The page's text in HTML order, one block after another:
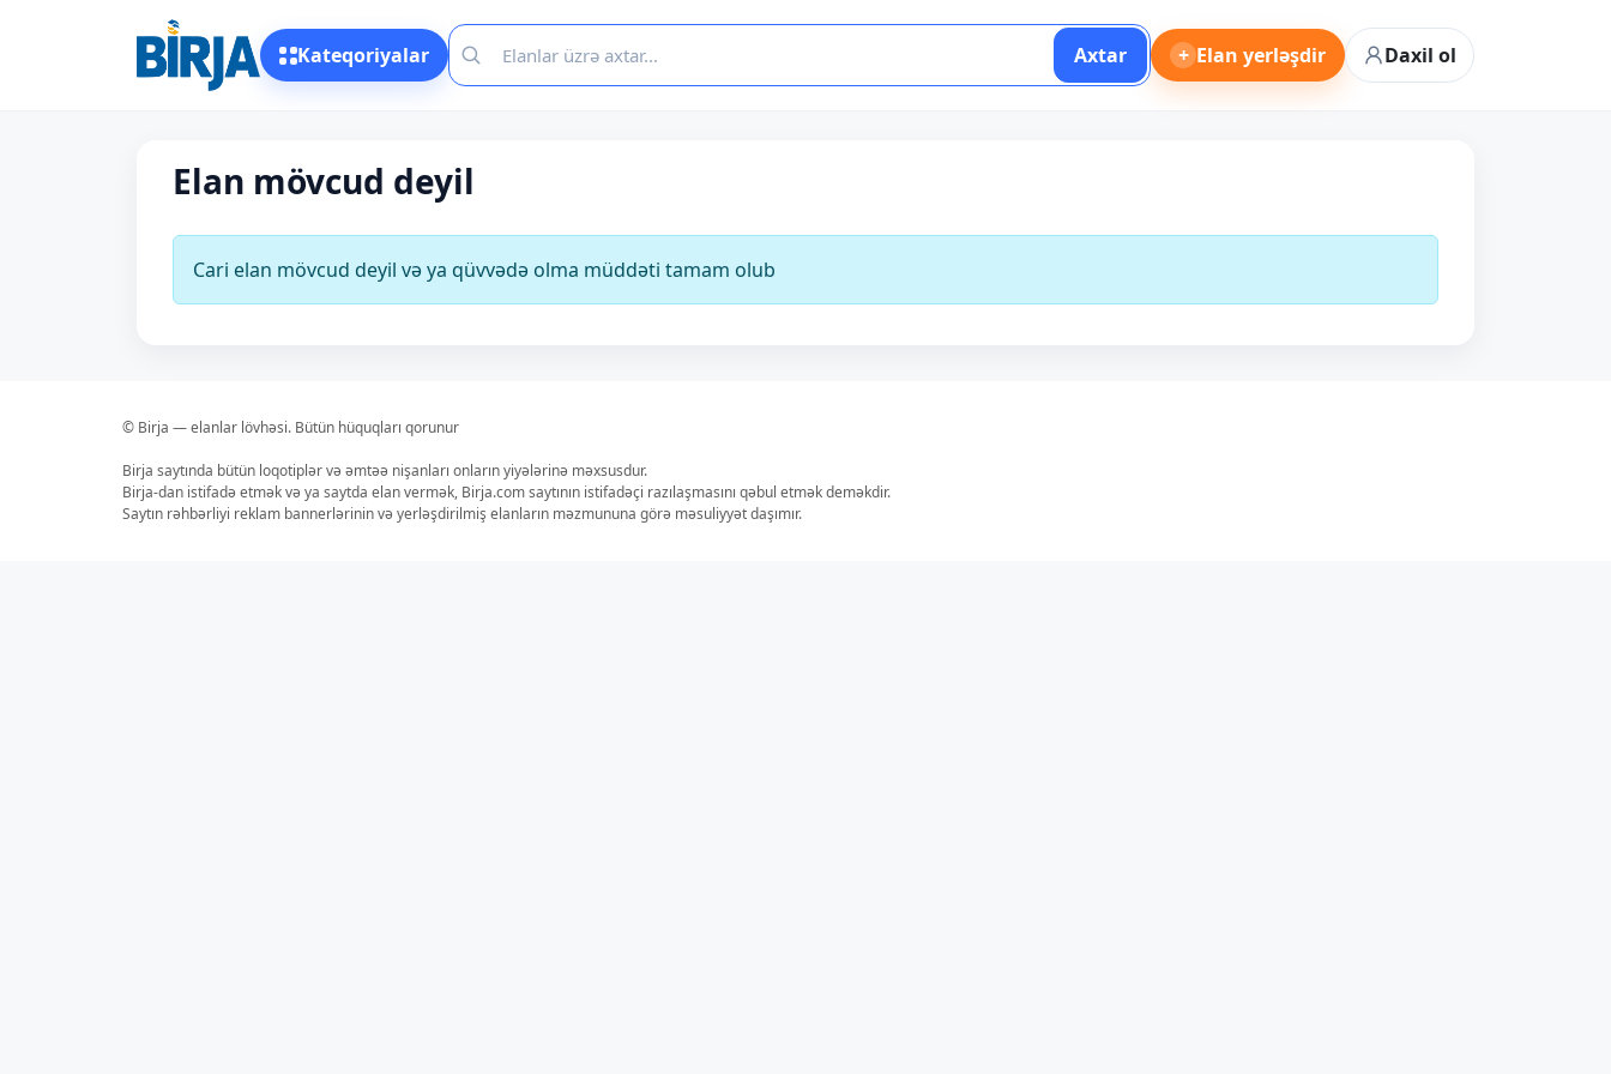
Kateqoriyalar Axtar + Elan yerləşdir Daxil ol
Elan mövcud deyil
Cari elan mövcud deyil və ya qüvvədə olma müddəti tamam olub
© Birja — elanlar lövhəsi. Bütün hüquqları qorunur
Birja saytında bütün loqotiplər və əmtəə nişanları onların yiyələrinə məxsusdur.
Birja-dan istifadə etmək və ya saytda elan vermək, Birja.com saytının istifadəçi razılaşmasını qəbul etmək deməkdir.
Saytın rəhbərliyi reklam bannerlərinin və yerləşdirilmiş elanların məzmununa görə məsuliyyət daşımır.